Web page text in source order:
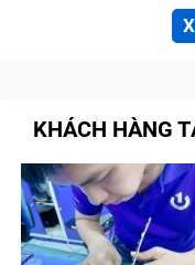
S14 S431FA tại
Bảo Hành One
VivoBook S14
Quy trình
VivoBook S14
Cam kết với
KHÁCH HÀNG